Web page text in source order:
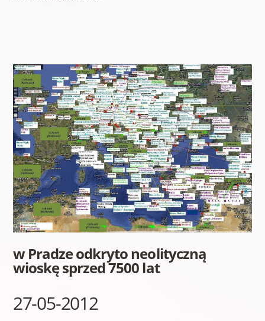
w Pradze odkryto neolityczną
wioskę sprzed 7500 lat
27-05-2012